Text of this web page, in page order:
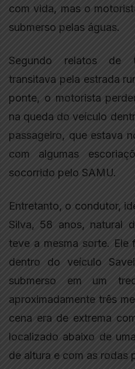
com vida, mas o
submerso pelas águas.
Segundo relatos de
transitava pela estrada
ponte, o motorista
na queda do veículo
passageiro, que estava
com algumas
socorrido pelo SAMU.
Entretanto, o condutor,
Silva, 58 anos, natural
teve a mesma sorte. Ele
dentro do veículo
submerso em um
aproximadamente três
cena era de extrema
localizado abaixo de
de altura e com as rodas